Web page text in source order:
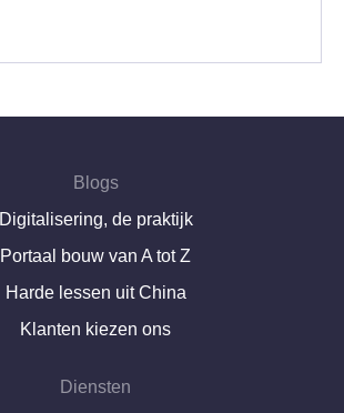
Blogs
Digitalisering, de praktijk
Portaal bouw van A tot Z
Harde lessen uit China
Klanten kiezen ons
Diensten